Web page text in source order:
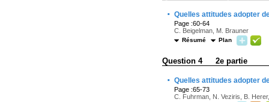
· Quelles attitudes adopter
Page :60-64
C. Beigelman, M. Brauner
Résumé Plan
Question 4 2e partie
· Quelles attitudes adopter
Page :65-73
C. Fuhrman, N. Veziris, B.